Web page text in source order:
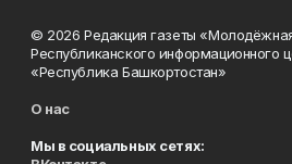
© 2026 Редакция газеты
Республиканского информационного
«Республика Башкортостан»
О нас
Мы в социальных сетях: